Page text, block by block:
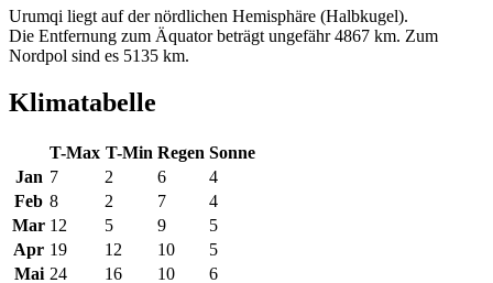
Urumqi liegt auf der nördlichen Hemisphäre (Halbkugel).
Die Entfernung zum Äquator beträgt ungefähr 4867 km. Zum
Nordpol sind es 5135 km.
Klimatabelle
T-Max T-Min Regen Sonne
Jan 7 2 6
4
Feb 8 2 7
4
Mar 12 5 9
5
Apr 19 12 10
5
Mai 24 16 10 6